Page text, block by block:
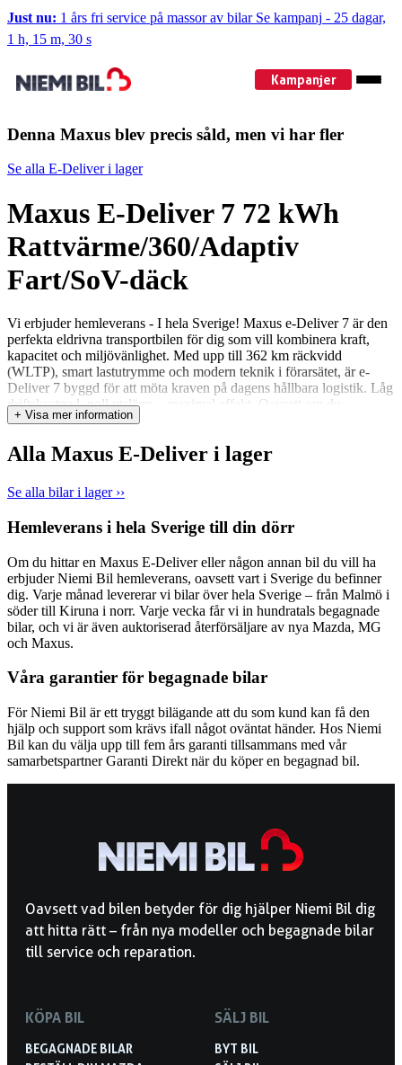
Just nu: 1 års fri service på massor av bilar Se kampanj - 25 dagar,
1 h, 15 m, 30 s
Kampanjer
Denna Maxus blev precis såld, men vi har fler
Se alla E-Deliver i lager
Maxus E-Deliver 7 72 kWh
Rattvärme/360/Adaptiv
Fart/SoV-däck
Vi erbjuder hemleverans - I hela Sverige! Maxus e-Deliver 7 är den
perfekta eldrivna transportbilen för dig som vill kombinera kraft,
kapacitet och miljövänlighet. Med upp till 362 km räckvidd
(WLTP), smart lastutrymme och modern teknik i förarsätet, är e-
Deliver 7 byggd för att möta kraven på dagens hållbara logistik. Låg
driftskostnad, noll utsläpp – maximal effekt. Oavsett om du
transporterar varor, utrustning eller gods ger e-Deliver 7 dig allt du
upp till 1 125 kg, släpvagnsvikt på 1500kg och en räckvidd på
362km tar den elektriska skåpbilen effektivitet och mångsidighet till
nya höjder. Bilen har även bra komfort och erbjuder gott om
utrymme för både förare och medpassagerare, med bekväma säten
och modern teknik. Kort om bilen: • Elräckvidd upp till 362km: •
Nybilsgarantin kvarstår till 2029 • Årlig fordonsskatt 360kr •
Kontakta oss så gör vi gärna en digital visning och skickar dig fler
bilder. Vi kan också hjälpa dig med finansiering, leverans, ägarbyte
och alla andra detaljer. Varmt välkommen till Niemi Bil - Ett
familjeföretag med Sveriges största hjärta för bilar. 4,7 snittbetyg på
Google. Vi ska göra vårt bästa för att du ska bli riktigt nöjd och göra
en trygg bilaffär! Vill du byta in bilen du har idag? Inga problem!
tvättar, städar, sköter ägarbytet och alla detaljer. Förmånlig
Banvägen 7 för en provkörning! Vid intresse ring 0920-260087 eller
maila intresse@niemibil.se
+ Visa mer information
Alla Maxus E-Deliver i lager
Se alla bilar i lager ››
Hemleverans i hela Sverige till din dörr
Om du hittar en Maxus E-Deliver eller någon annan bil du vill ha
erbjuder Niemi Bil hemleverans, oavsett vart i Sverige du befinner
dig. Varje månad levererar vi bilar över hela Sverige – från Malmö i
söder till Kiruna i norr. Varje vecka får vi in hundratals begagnade
bilar, och vi är även auktoriserad återförsäljare av nya Mazda, MG
och Maxus.
Våra garantier för begagnade bilar
För Niemi Bil är ett tryggt bilägande att du som kund kan få den
hjälp och support som krävs ifall något oväntat händer. Hos Niemi
Bil kan du välja upp till fem års garanti tillsammans med vår
samarbetspartner Garanti Direkt när du köper en begagnad bil.
Oavsett vad bilen betyder för dig hjälper Niemi Bil dig
att hitta rätt – från nya modeller och begagnade bilar
till service och reparation.
KÖPA BIL
BEGAGNADE BILAR
SÄLJ BIL
BYT BIL